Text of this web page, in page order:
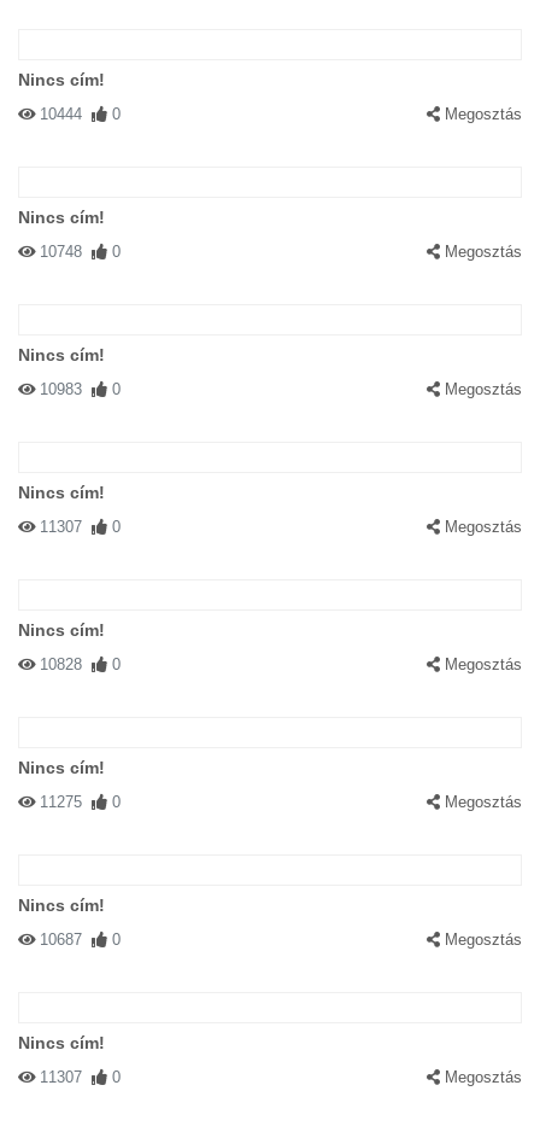
Nincs cím!
10444 0 Megosztás
Nincs cím!
10748 0 Megosztás
Nincs cím!
10983 0 Megosztás
Nincs cím!
11307 0 Megosztás
Nincs cím!
10828 0 Megosztás
Nincs cím!
11275 0 Megosztás
Nincs cím!
10687 0 Megosztás
Nincs cím!
11307 0 Megosztás